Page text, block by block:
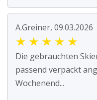
A.Greiner, 09.03.2026
★ ★ ★ ★ ★
Die gebrauchten
passend verpackt
Wochenend...